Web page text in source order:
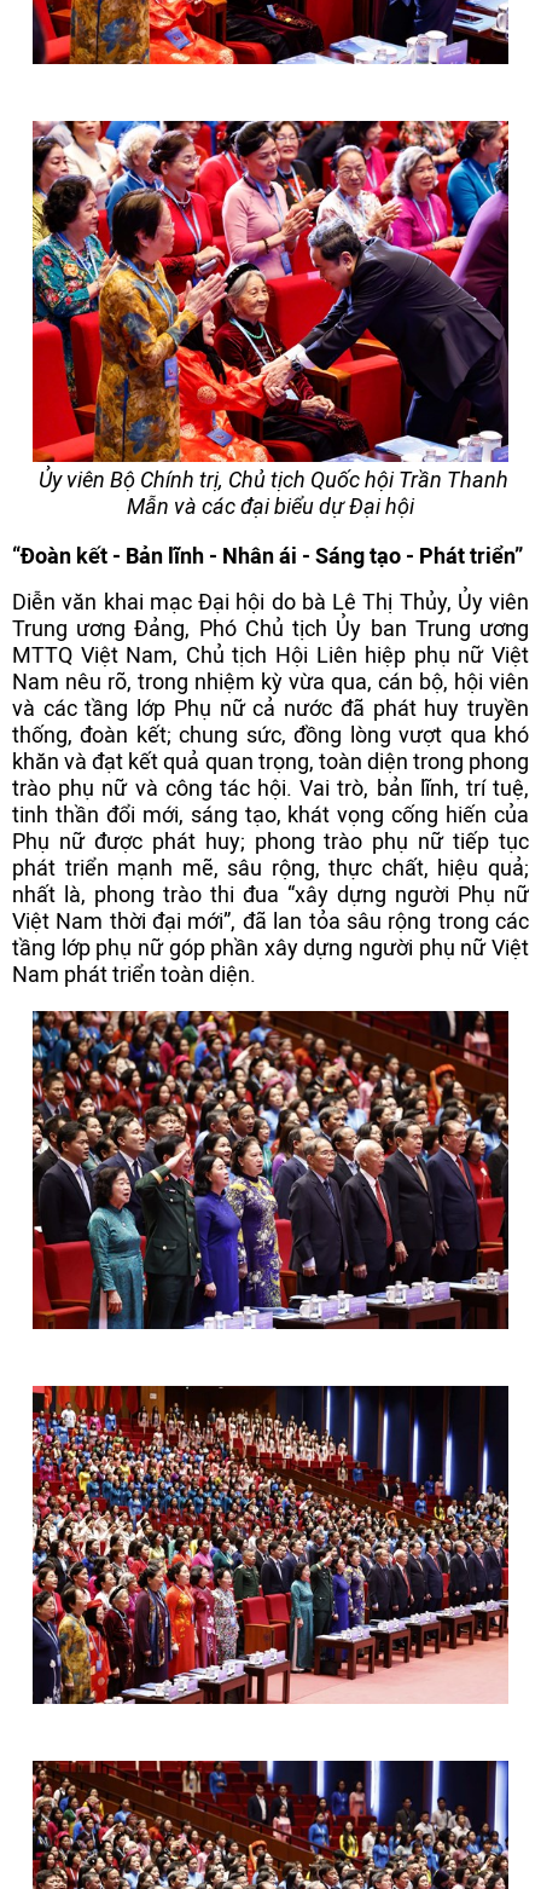
Ủy viên Bộ Chính trị, Chủ tịch Quốc hội Trần Thanh
Mẫn và các đại biểu dự Đại hội
“Đoàn kết - Bản lĩnh - Nhân ái - Sáng tạo - Phát triển”
Diễn văn khai mạc Đại hội do bà Lê Thị Thủy, Ủy viên
Trung ương Đảng, Phó Chủ tịch Ủy ban Trung ương
MTTQ Việt Nam, Chủ tịch Hội Liên hiệp phụ nữ Việt
Nam nêu rõ, trong nhiệm kỳ vừa qua, cán bộ, hội viên
và các tầng lớp Phụ nữ cả nước đã phát huy truyền
thống, đoàn kết; chung sức, đồng lòng vượt qua khó
khăn và đạt kết quả quan trọng, toàn diện trong phong
trào phụ nữ và công tác hội. Vai trò, bản lĩnh, trí tuệ,
tinh thần đổi mới, sáng tạo, khát vọng cống hiến của
Phụ nữ được phát huy; phong trào phụ nữ tiếp tục
phát triển mạnh mẽ, sâu rộng, thực chất, hiệu quả;
nhất là, phong trào thi đua “xây dựng người Phụ nữ
Việt Nam thời đại mới”, đã lan tỏa sâu rộng trong các
tầng lớp phụ nữ góp phần xây dựng người phụ nữ Việt
Nam phát triển toàn diện.